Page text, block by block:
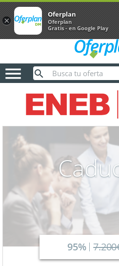

95%
×
Oferplan
Oferplan
Gratis - en Google Play